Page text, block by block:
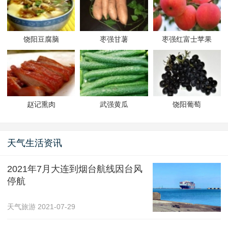
饶阳豆腐脑 枣强甘薯 枣强红富士苹果
赵记熏肉 武强黄瓜 饶阳葡萄
天气生活资讯
2021年7月大连到烟台航线因台风
停航
天气旅游 2021-07-29